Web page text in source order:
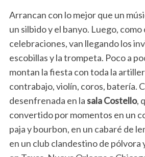
Arrancan con lo mejor que un
un silbido y el banyo. Luego, como
celebraciones, van llegando los
escobillas y la trompeta. Poco a
montan la fiesta con toda la
contrabajo, violín, coros, batería.
desenfrenada en lasala Costello,
convertido por momentos en un
paja y bourbon, en un cabaré de
en un club clandestino de pólvora